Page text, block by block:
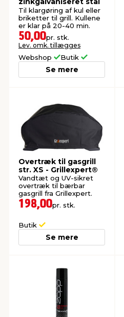
Til klargøring af kul eller
briketter til grill. Kullene
er klar på 20-40 min.
50,00pr. stk.
Lev. omk. tillægges
Webshop Butik
Se mere
Overtræk til gasgrill
str. XS - Grillexpert®
Vandtæt og UV-sikret
overtræk til bærbar
gasgrill fra Grillexpert.
198,00pr. stk.
Butik
Se mere